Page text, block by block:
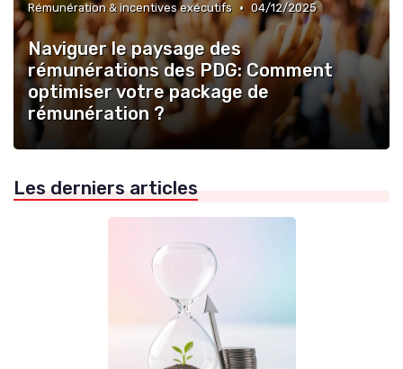
Rémunération & incentives exécutifs • 04/12/2025
Naviguer le paysage des
rémunérations des PDG: Comment
optimiser votre package de
rémunération ?
Les derniers articles